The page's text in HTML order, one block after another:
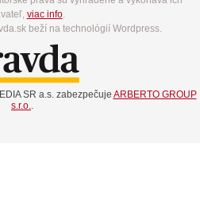
viac info.
beží na technológií Wordpress.
SR a.s. zabezpečuje ARBERTO GROUP
s.r.o..